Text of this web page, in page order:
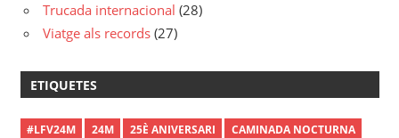
Trucada internacional (28)
Viatge als records (27)
ETIQUETES
#LFV24M 24M 25È ANIVERSARI
CAMINADA NOCTURNA